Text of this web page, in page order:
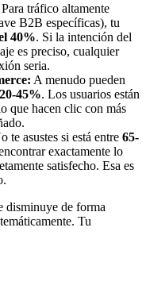
Para tráfico altamente
B2B específicas), tu
40%. Si la intención del
es preciso, cualquier
seria.
A menudo pueden
20-45%. Los usuarios están
que hacen clic con más
te asustes si está entre 65-
exactamente lo
satisfecho. Esa es
disminuye de forma
Tu